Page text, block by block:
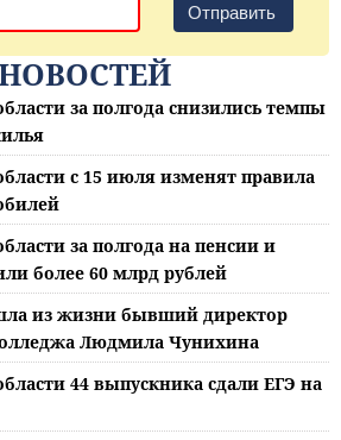
Отправить
за полгода снизились темпы
с 15 июля изменят правила
за полгода на пенсии и
более 60 млрд рублей
из жизни бывший директор
Людмила Чунихина
44 выпускника сдали ЕГЭ на